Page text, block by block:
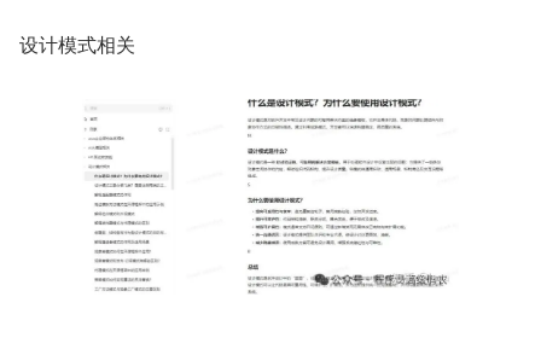
设计模式相关